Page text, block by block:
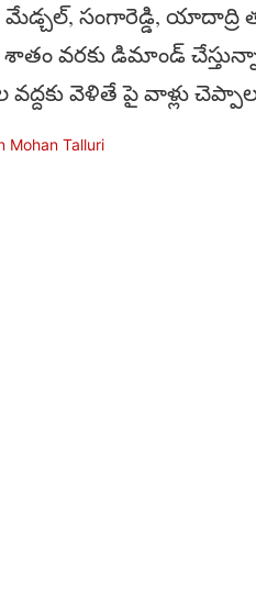
మేడ్చల్, సంగారెడ్డి,
శాతం వరకు డిమాండ్
వద్దకు వెళితే పై వాళ్లు
Mohan Talluri